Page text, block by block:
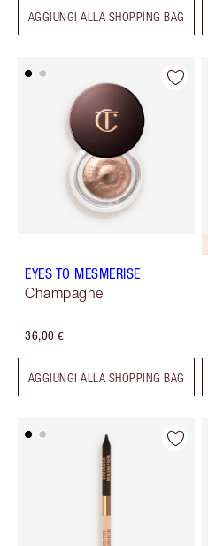
AGGIUNGI ALLA SHOPPING BAG
EYES TO MESMERISE
Champagne
36,00 €
AGGIUNGI ALLA SHOPPING BAG